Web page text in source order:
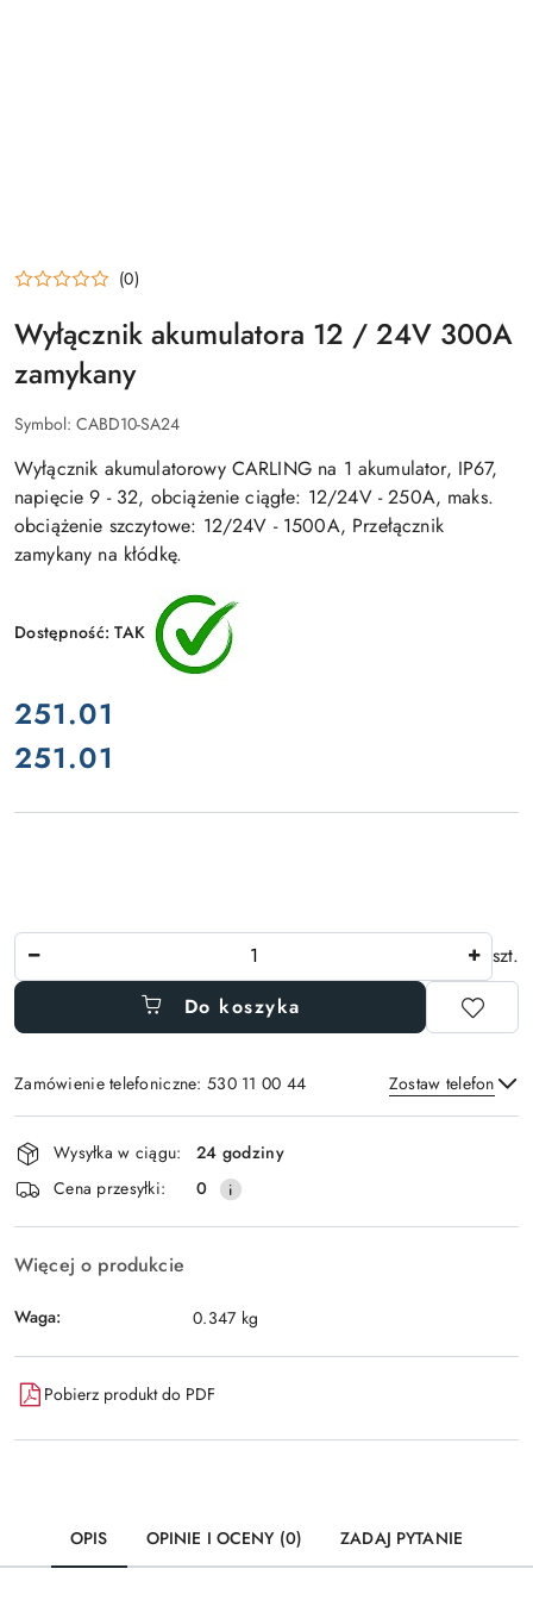
(0)
Wyłącznik akumulatora 12 / 24V 300A
zamykany
Symbol: CABD10-SA24
Wyłącznik akumulatorowy CARLING na 1 akumulator, IP67,
napięcie 9 - 32, obciążenie ciągłe: 12/24V - 250A, maks.
obciążenie szczytowe: 12/24V - 1500A, Przełącznik
zamykany na kłódkę.
Dostępność:TAK
cena:
251.01
Cena:
251.01
Ilość
szt.
Do koszyka
Zamówienie telefoniczne: 530 11 00 44 Zostaw telefon
Wyślij
Dostępność
i
dostawa
Wysyłka w ciągu:
24 godziny
Cena przesyłki:
0
Więcej o produkcie
Waga: 0.347 kg
Pobierz produkt do PDF
OPIS OPINIE I OCENY (0) ZADAJ PYTANIE